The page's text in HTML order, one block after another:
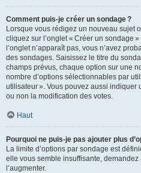
Comment puis-je créer un sondage ?
Lorsque vous rédigez un nouveau sujet
cliquez sur l’onglet « Créer un sondage
l’onglet n’apparaît pas, vous n’avez
des sondages. Saisissez le titre du
champs prévus, chaque option sur une
nombre d’options sélectionnables par
utilisateur ». Vous pouvez aussi
ou non la modification des votes.
Haut
Pourquoi ne puis-je pas ajouter plus
La limite d’options par sondage est
elle vous semble insuffisante, demandez
l’augmenter.